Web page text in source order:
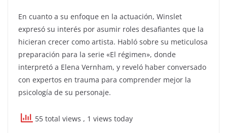
En cuanto a su enfoque en la actuación, Winslet
expresó su interés por asumir roles desafiantes que la
hicieran crecer como artista. Habló sobre su meticulosa
preparación para la serie «El régimen», donde
interpretó a Elena Vernham, y reveló haber conversado
con expertos en trauma para comprender mejor la
psicología de su personaje.
55 total views , 1 views today